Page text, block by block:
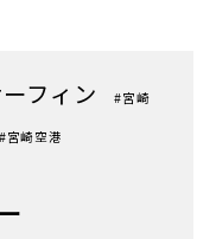
フィン #宮崎
#宮崎空港